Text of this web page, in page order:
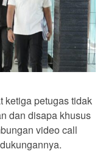
ketiga petugas tidak
dan disapa khusus
video call